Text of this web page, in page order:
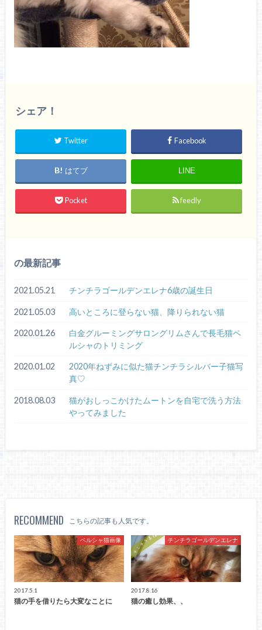
シェア！
Twitter Facebook
はてブ LINE
Pocket feedly
の最新記事
2021.05.21 チンチラゴールデンエレナ6歳の誕生日
2021.05.03 高いところに登らない猫、降りられない猫
2020.01.26
白金グルーミングサロングリムさんで長毛猫ペ
ルシャのトリミング
2020.01.02
2020年ねずみに似た猫チンチラシルバー子猫写
真♡
2018.08.03
猫がおしっこかけたムートンを自宅で洗う方法
やってみました
RECOMMEND こちらの記事も人気です。
ペルシャ猫画像
2017.5.1
猫の手を借りたら大変なことに
チンチラゴールデンエレナ
2017.8.16
猫の癒し効果、、